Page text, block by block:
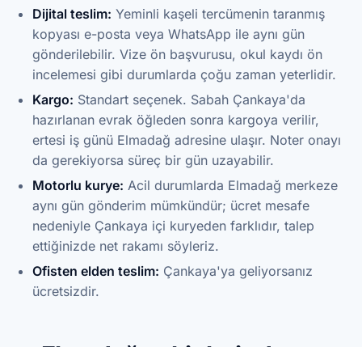
Dijital teslim: Yeminli kaşeli tercümenin taranmış
kopyası e-posta veya WhatsApp ile aynı gün
gönderilebilir. Vize ön başvurusu, okul kaydı ön
incelemesi gibi durumlarda çoğu zaman yeterlidir.
Kargo: Standart seçenek. Sabah Çankaya'da
hazırlanan evrak öğleden sonra kargoya verilir,
ertesi iş günü Elmadağ adresine ulaşır. Noter onayı
da gerekiyorsa süreç bir gün uzayabilir.
Motorlu kurye: Acil durumlarda Elmadağ merkeze
aynı gün gönderim mümkündür; ücret mesafe
nedeniyle Çankaya içi kuryeden farklıdır, talep
ettiğinizde net rakamı söyleriz.
Ofisten elden teslim: Çankaya'ya geliyorsanız
ücretsizdir.